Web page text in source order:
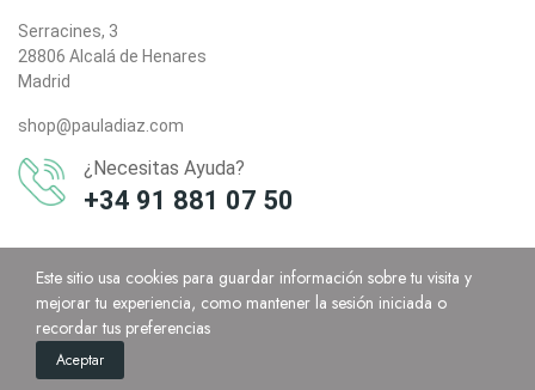
Home
Serracines, 3
28806 Alcalá de Henares
Madrid
shop@pauladiaz.com
¿Necesitas Ayuda?
+34 91 881 07 50
Este sitio usa cookies para guardar información sobre tu visita y
mejorar tu experiencia, como mantener la sesión iniciada o
recordar tus preferencias
Aceptar